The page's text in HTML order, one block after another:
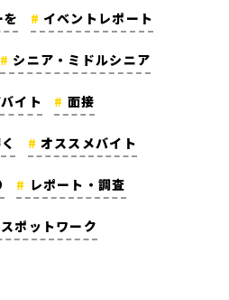
イベントレポート
シニア・ミドルシニア
イト 面接
オススメバイト
レポート・調査
スポットワーク